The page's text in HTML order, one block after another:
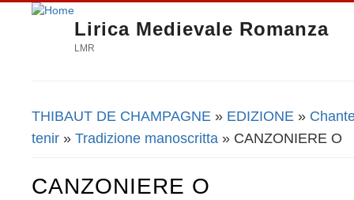
Lirica Medievale Romanza
LMR
Tu sei qui
THIBAUT DE CHAMPAGNE » EDIZIONE »
tenir » Tradizione manoscritta » CANZONIERE O
CANZONIERE O